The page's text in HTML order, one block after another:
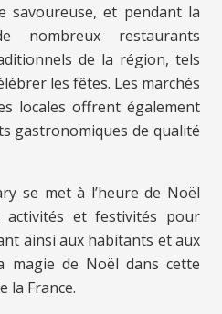
savoureuse, et pendant la
nombreux restaurants
de la région, tels
les fêtes. Les marchés
locales offrent également
gastronomiques de qualité
se met à l’heure de Noël
activités et festivités pour
ainsi aux habitants et aux
magie de Noël dans cette
la France.